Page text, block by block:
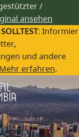
/
ansehen
:
und andere
Mehr erfahren.
in British
die Essen,